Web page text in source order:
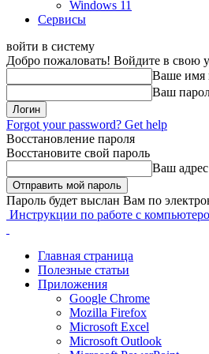
Windows 11
Сервисы
войти в систему
Добро пожаловать! Войдите в свою
Ваше имя
Ваш
Forgot your password? Get help
Восстановление пароля
Восстановите свой пароль
Ваш
Пароль будет выслан Вам по
Инструкции по работе с
Главная страница
Полезные статьи
Приложения
Google Chrome
Mozilla Firefox
Microsoft Excel
Microsoft Outlook